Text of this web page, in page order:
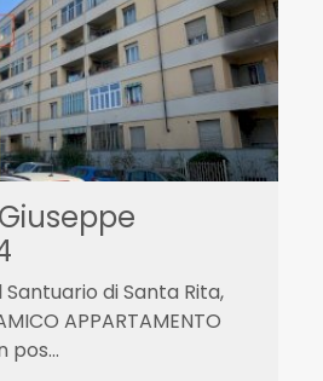
di Santa Rita,
APPARTAMENTO
pos...